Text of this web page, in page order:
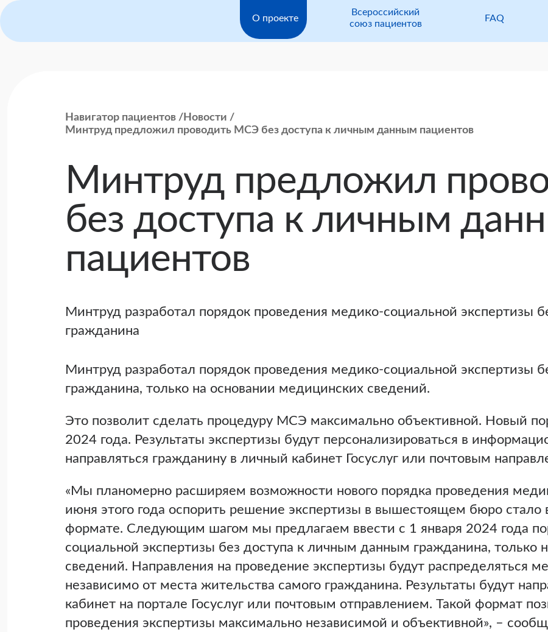
О проекте
Всероссийский
союз пациентов
FAQ
Навигатор пациентов
Новости
Минтруд предложил проводить МСЭ без доступа к личным данным пациентов
Минтруд предложил
без доступа к личным
пациентов
Минтруд разработал порядок проведения медико-социальной экспертизы
гражданина
Минтруд разработал порядок проведения медико-социальной экспертизы
гражданина, только на основании медицинских сведений.
Это позволит сделать процедуру МСЭ максимально объективной. Новый
2024 года. Результаты экспертизы будут персонализироваться в
направляться гражданину в личный кабинет Госуслуг или почтовым
«Мы планомерно расширяем возможности нового порядка проведения
июня этого года оспорить решение экспертизы в вышестоящем бюро
формате. Следующим шагом мы предлагаем ввести с 1 января 2024 года
социальной экспертизы без доступа к личным данным гражданина, только
сведений. Направления на проведение экспертизы будут распределяться
независимо от места жительства самого гражданина. Результаты будут
кабинет на портале Госуслуг или почтовым отправлением. Такой формат
проведения экспертизы максимально независимой и объективной», –